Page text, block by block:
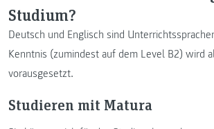
Studium?
Deutsch und Englisch sind
Kenntnis (zumindest auf dem Level B2) wird
vorausgesetzt.
Studieren mit Matura